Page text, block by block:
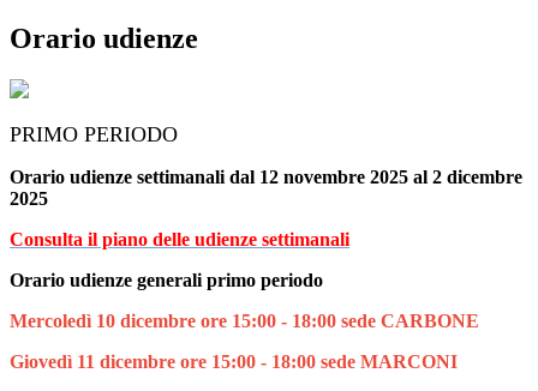
Orario udienze
PRIMO PERIODO
Orario udienze settimanali dal 12 novembre 2025 al 2 dicembre
2025
Consulta il piano delle udienze settimanali
Orario udienze generali primo periodo
Mercoledì 10 dicembre ore 15:00 - 18:00 sede CARBONE
Giovedì 11 dicembre ore 15:00 - 18:00 sede MARCONI